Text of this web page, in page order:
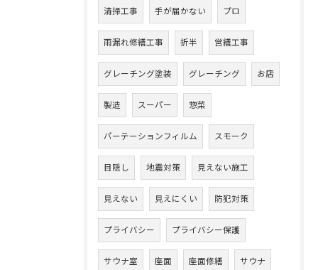
清掃工事 手が届かない プロ
雨漏れ修繕工事 折半 営繕工事
グレーチング塗装 グレーチング お店
製造 スーパー 惣菜
パーテーションフィルム スモーク
目隠し 地震対策 見えない施工
見えない 見えにくい 防犯対策
プライバシー プライバシー保護
サウナ室 座面 座面修繕 サウナ